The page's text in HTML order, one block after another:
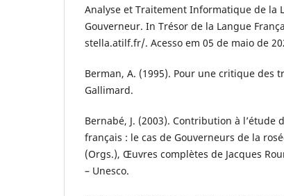
Analyse et Traitement Informatique de la
Gouverneur. In Trésor de la Langue
stella.atilf.fr/. Acesso em 05 de maio de
Berman, A. (1995). Pour une critique des
Gallimard.
Bernabé, J. (2003). Contribution à
français : le cas de Gouverneurs de la
(Orgs.), Œuvres complètes de Jacques
– Unesco.